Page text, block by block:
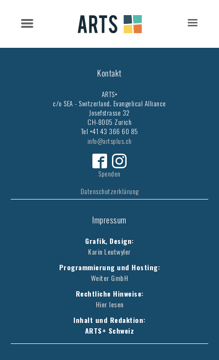
Kontakt
ARTS+
c/o SEA - Switzerland. Evangelical Alliance
Josefstrasse 32
CH-8005 Zurich
Tel +41 43 366 60 85
info@artsplus.ch
Spenden
Datenschutzerklärung
Impressum
Grafik, Design:
Karin Leutwyler
Programmierung und Hosting:
Weiter GmbH
Rechtliche Hinweise:
Hier lesen
Inhalt und Redaktion:
ARTS+ Schweiz